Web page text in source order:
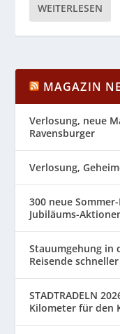
WEITERLESEN
MAGAZIN
Verlosung, neue
Ravensburger
Verlosung,
300 neue
Jubiläums-
Stauumgehung in
Reisende
STADTRADELN
Kilometer für den